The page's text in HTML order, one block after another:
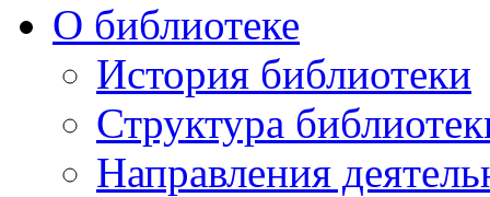
О библиотеке
История библиотеки
Структура
Направления